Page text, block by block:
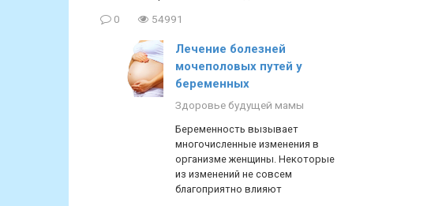
0 54991
Лечение болезней
мочеполовых путей у
беременных
Здоровье будущей мамы
Беременность вызывает
многочисленные изменения в
организме женщины. Некоторые
из изменений не совсем
благоприятно влияют